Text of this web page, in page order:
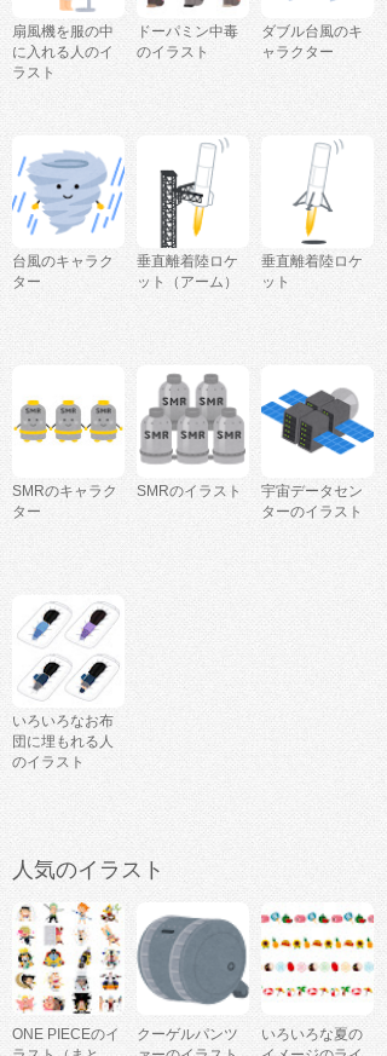
扇風機を服の中
に入れる人のイ
ラスト
ドーパミン中毒
のイラスト
ダブル台風のキ
ャラクター
台風のキャラク
ター
垂直離着陸ロケ
ット（アーム）
垂直離着陸ロケ
ット
SMRのキャラク
ター
SMRのイラスト
宇宙データセン
ターのイラスト
いろいろなお布
団に埋もれる人
のイラスト
人気のイラスト
ONE PIECEのイ
クーゲルパンツ
いろいろな夏の